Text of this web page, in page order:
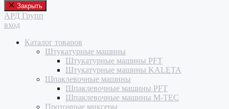
Закрыть
АРД Групп
вход
Каталог товаров
Штукатурные машины
Штукатурные машины PFT
Штукатурные машины KALETA
Шпаклевочные машины
Шпаклевочные машины PFT
Шпаклевочные машины M-TEC
Проточные миксеры